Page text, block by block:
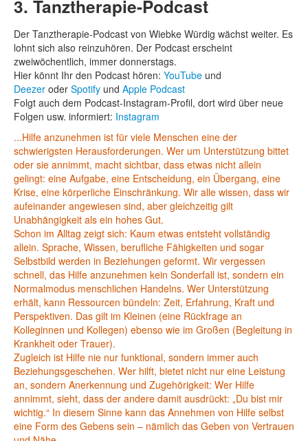
3. Tanztherapie-Podcast
Der Tanztherapie-Podcast von Wiebke Würdig wächst weiter. Es
lohnt sich also reinzuhören. Der Podcast erscheint
zweiwöchentlich, immer donnerstags.
Hier könnt Ihr den Podcast hören: YouTube und
Deezer oder Spotify und Apple Podcast
Folgt auch dem Podcast-Instagram-Profil, dort wird über neue
Folgen usw. informiert: Instagram
...Hilfe anzunehmen ist für viele Menschen eine der
schwierigsten Herausforderungen. Wer um Unterstützung bittet
oder sie annimmt, macht sichtbar, dass etwas nicht allein
gelingt: eine Aufgabe, eine Entscheidung, ein Übergang, eine
Krise, eine körperliche Einschränkung. Wir alle wissen, dass wir
aufeinander angewiesen sind, aber gleichzeitig gilt
Unabhängigkeit als ein hohes Gut.
Schon im Alltag zeigt sich: Kaum etwas entsteht vollständig
allein. Sprache, Wissen, berufliche Fähigkeiten und sogar
Selbstbild werden in Beziehungen geformt. Wir vergessen
schnell, das Hilfe anzunehmen kein Sonderfall ist, sondern ein
Normalmodus menschlichen Handelns. Wer Unterstützung
erhält, kann Ressourcen bündeln: Zeit, Erfahrung, Kraft und
Perspektiven. Das gilt im Kleinen (eine Rückfrage an
Kolleginnen und Kollegen) ebenso wie im Großen (Begleitung in
Krankheit oder Trauer).
Zugleich ist Hilfe nie nur funktional, sondern immer auch
Beziehungsgeschehen. Wer hilft, bietet nicht nur eine Leistung
an, sondern Anerkennung und Zugehörigkeit: Wer Hilfe
annimmt, sieht, dass der andere damit ausdrückt: „Du bist mir
wichtig.“ In diesem Sinne kann das Annehmen von Hilfe selbst
eine Form des Gebens sein – nämlich das Geben von Vertrauen